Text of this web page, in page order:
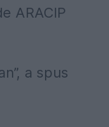
ARACIP
a spus